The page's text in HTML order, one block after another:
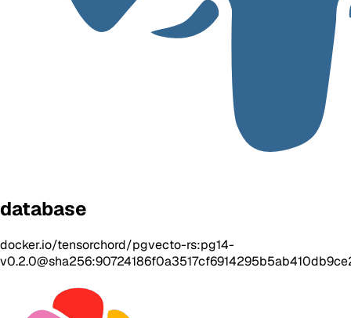
database
docker.io/tensorchord/pgvecto-rs:pg14-